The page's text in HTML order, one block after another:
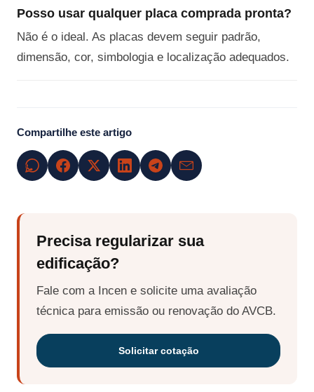
Posso usar qualquer placa comprada pronta?
Não é o ideal. As placas devem seguir padrão,
dimensão, cor, simbologia e localização adequados.
Compartilhe este artigo
Precisa regularizar sua
edificação?
Fale com a Incen e solicite uma avaliação
técnica para emissão ou renovação do AVCB.
Solicitar cotação